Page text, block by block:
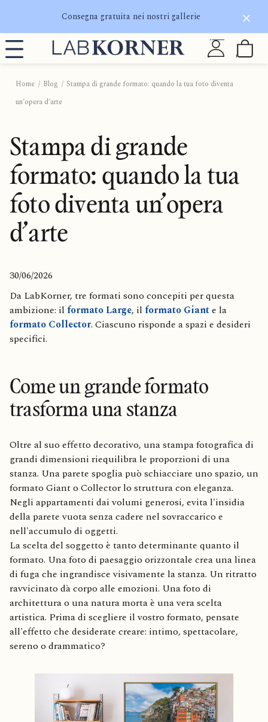
Consegna gratuita nei nostri gallerie
Home Blog
Stampa di grande formato: quando la tua foto diventa
un’opera d’arte
Stampa di grande
formato: quando la tua
foto diventa un’opera
d’arte
30/06/2026
Da LabKorner, tre formati sono concepiti per questa
ambizione: il formato Large, il formato Giante la
formato Collector. Ciascuno risponde a spazi e desideri
specifici.
Come un grande formato
trasforma una stanza
Oltre al suo effetto decorativo, una stampa fotografica di
grandi dimensioni riequilibra le proporzioni di una
stanza. Una parete spoglia può schiacciare uno spazio, un
formato Giant o Collector lo struttura con eleganza.
Negli appartamenti dai volumi generosi, evita l'insidia
della parete vuota senza cadere nel sovraccarico e
nell'accumulo di oggetti.
La scelta del soggetto è tanto determinante quanto il
formato. Una foto di paesaggio orizzontale crea una linea
di fuga che ingrandisce visivamente la stanza. Un ritratto
ravvicinato dà corpo alle emozioni. Una foto di
architettura o una natura morta è una vera scelta
artistica. Prima di scegliere il vostro formato, pensate
all'effetto che desiderate creare: intimo, spettacolare,
sereno o drammatico?